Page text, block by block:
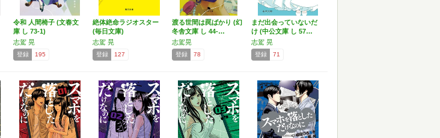
令和 人間椅子 (文春文
庫 し 73-1)
志駕 晃
登録 195
絶体絶命ラジオスター
(毎日文庫)
志駕 晃
登録 127
渡る世間は罠ばかり (幻
冬舎文庫 し 44-…
志駕晃
登録 78
まだ出会っていないだ
け (中公文庫 し 57…
志駕 晃
登録 71